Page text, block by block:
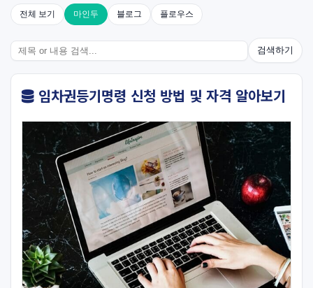
전체 보기 마인두 블로그 플로우스
검색하기
임차권등기명령 신청 방법 및 자격 알아보기